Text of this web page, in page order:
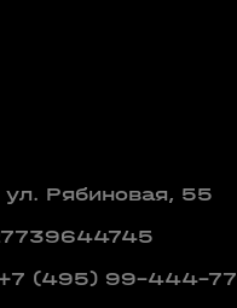
ул. Рябиновая, 55
(495) 99-444-77